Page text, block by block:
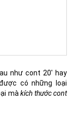
như cont 20' hay
có những loại
màkích thước cont